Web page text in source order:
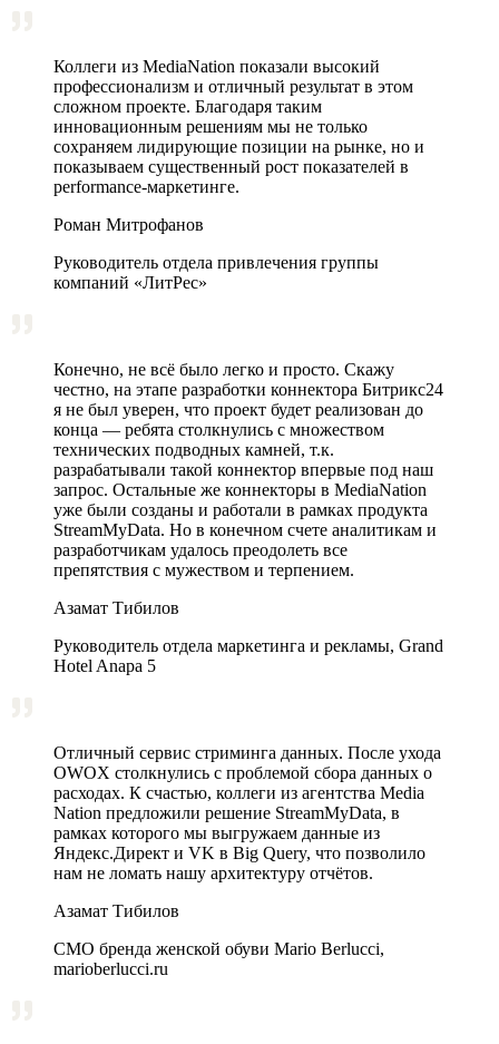
Коллеги из MediaNation показали высокий
профессионализм и отличный результат в этом
сложном проекте. Благодаря таким
инновационным решениям мы не только
сохраняем лидирующие позиции на рынке, но и
показываем существенный рост показателей в
performance-маркетинге.
Роман Митрофанов
Руководитель отдела привлечения группы
компаний «ЛитРес»
Конечно, не всё было легко и просто. Скажу
честно, на этапе разработки коннектора Битрикс24
я не был уверен, что проект будет реализован до
конца — ребята столкнулись с множеством
технических подводных камней, т.к.
разрабатывали такой коннектор впервые под наш
запрос. Остальные же коннекторы в MediaNation
уже были созданы и работали в рамках продукта
StreamMyData. Но в конечном счете аналитикам и
разработчикам удалось преодолеть все
препятствия с мужеством и терпением.
Азамат Тибилов
Руководитель отдела маркетинга и рекламы, Grand
Hotel Anapa 5
Отличный сервис стриминга данных. После ухода
OWOX столкнулись с проблемой сбора данных о
расходах. К счастью, коллеги из агентства Media
Nation предложили решение StreamMyData, в
рамках которого мы выгружаем данные из
Яндекс.Директ и VK в Big Query, что позволило
нам не ломать нашу архитектуру отчётов.
Азамат Тибилов
CMO бренда женской обуви Mario Berlucci,
marioberlucci.ru